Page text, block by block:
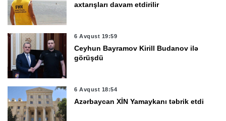
axtarışları davam etdirilir
6 Avqust 19:59
Ceyhun Bayramov Kirill Budanov ilə
görüşdü
6 Avqust 18:54
Azərbaycan XİN Yamaykanı təbrik etdi